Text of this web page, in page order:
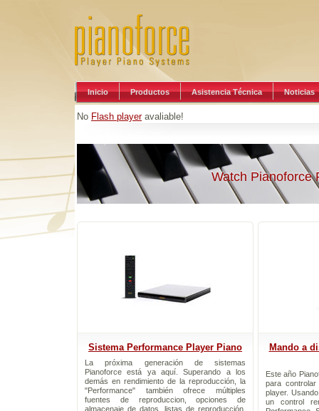
Inicio Productos Asistencia Técnica Noticias
No Flash playeravaliable!
Watch Pianoforce
Sistema Performance Player Piano
La próxima generación de sistemas
Pianoforce está ya aquí. Superando a los
demás en rendimiento de la reproducción, la
"Performance" también ofrece múltiples
fuentes de reproduccion, opciones de
almacenaje de datos, listas de reproducción,
Mando a
Este año
para
player.
un control